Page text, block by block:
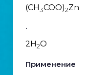
(CH3COO)2Zn
·
2H2O
Применение